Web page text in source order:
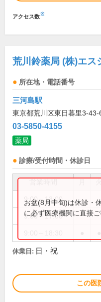
アクセス数※
荒川鈴薬局 (株)エス
所在地・電話番号
三河島駅
東京都荒川区東日暮里3-
03-5850-4155
薬局
診療/受付時間・休診日
9:00～13:00
9:00～17:00
お盆(8月中旬)は休診・
に必ず医療機関に直接ご
休業日: 日・祝
この医